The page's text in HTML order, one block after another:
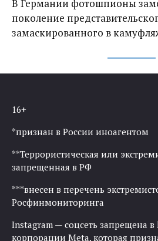
В Германии фотошпионы
поколение
замаскированного в
16+
*признан в России иноагентом
**Террористическая или
запрещенная в РФ
***внесен в перечень
Росфинмониторинга
Instagram — соцсеть запрещена
корпорации Meta, которая